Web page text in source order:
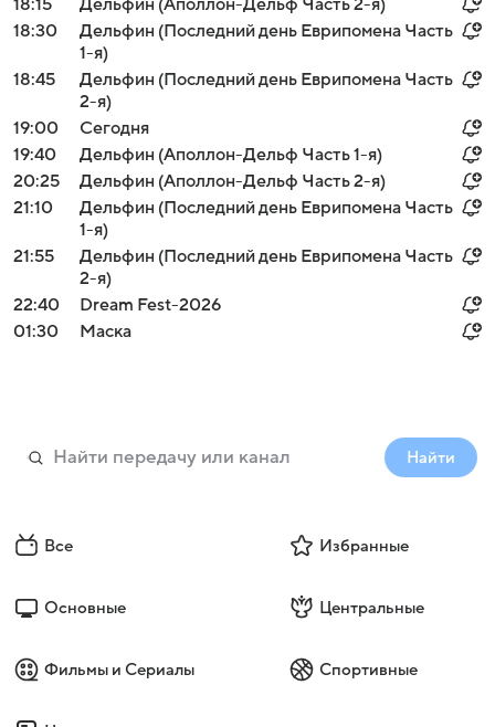
18:15
Дельфин (Аполлон-Дельф Часть 2-я)
18:30
Дельфин (Последний день Еврипомена Часть
1-я)
18:45
Дельфин (Последний день Еврипомена Часть
2-я)
19:00
Сегодня
19:40
Дельфин (Аполлон-Дельф Часть 1-я)
20:25
Дельфин (Аполлон-Дельф Часть 2-я)
21:10
Дельфин (Последний день Еврипомена Часть
1-я)
21:55
Дельфин (Последний день Еврипомена Часть
2-я)
22:40
Dream Fest-2026
01:30
Маска
Найти
Все Избранные
Основные Центральные
Фильмы и Сериалы Спортивные